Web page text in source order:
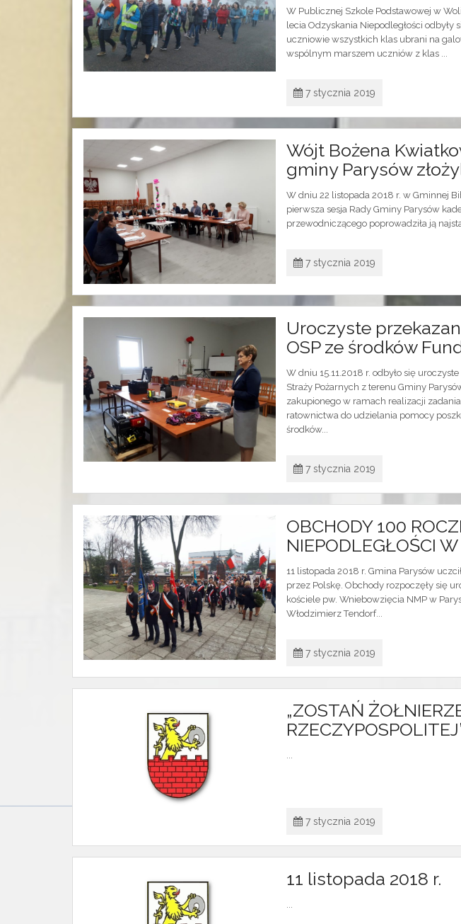
W Publicznej Szkole Podstawowej w
lecia Odzyskania Niepodległości odbyły
uczniowie wszystkich klas ubrani na
wspólnym marszem uczniów z klas ...
7 stycznia 2019
Wójt Bożena
gminy Parysów
W dniu 22 listopada 2018 r. w Gminnej
pierwsza sesja Rady Gminy Parysów
przewodniczącego poprowadziła ją
7 stycznia 2019
Uroczyste
OSP ze środków
W dniu 15.11.2018 r. odbyło się
Straży Pożarnych z terenu Gminy
zakupionego w ramach realizacji
ratownictwa do udzielania pomocy
środków...
7 stycznia 2019
OBCHODY 100
NIEPODLEGŁOŚCI
11 listopada 2018 r. Gmina Parysów
przez Polskę. Obchody rozpoczęły się
kościele pw. Wniebowzięcia NMP w
Włodzimierz Tendorf...
7 stycznia 2019
„ZOSTAŃ
...
7 stycznia 2019
11 listopada 2018 r.
...